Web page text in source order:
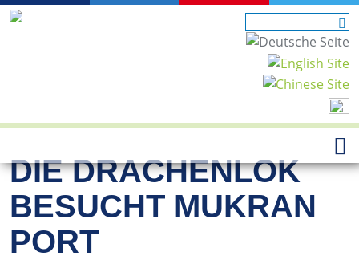
DIE DRACHENLOK
BESUCHT MUKRAN
PORT